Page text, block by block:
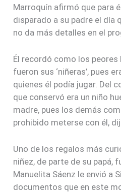
Marroquín afirmó que para
disparado a su padre el día
no da más detalles en el
Él recordó como los
fueron sus ‘niñeras’, pues
quienes él podía jugar. Del
que conservó era un niño
madre, pues los demás
prohibido meterse con él,
Uno de los regalos más
niñez, de parte de su papá,
Manuelita Sáenz le envió a
documentos que en este